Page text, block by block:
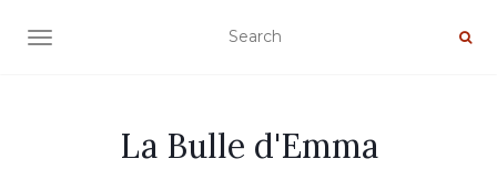
AFFICHER/MASQUER LA NAVIGATION
La Bulle d'Emma